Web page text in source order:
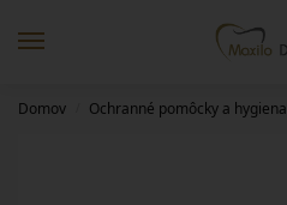
Domov Ochranné pomôcky a hygiena